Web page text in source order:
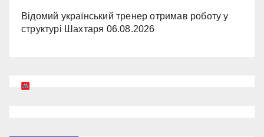
Відомий український тренер отримав роботу у
структурі Шахтаря 06.08.2026